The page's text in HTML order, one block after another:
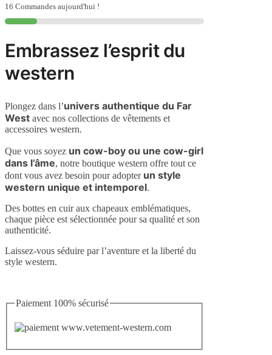
Country
16 Commandes aujourd'hui !
Embrassez l’esprit du
western
Plongez dans l’univers authentique du Far
West avec nos collections de vêtements et
accessoires western.
Que vous soyez un cow-boy ou une cow-girl
dans l’âme, notre boutique western offre tout ce
dont vous avez besoin pour adopter un style
western unique et intemporel.
Des bottes en cuir aux chapeaux emblématiques,
chaque pièce est sélectionnée pour sa qualité et son
authenticité.
Laissez-vous séduire par l’aventure et la liberté du
style western.
Paiement 100% sécurisé